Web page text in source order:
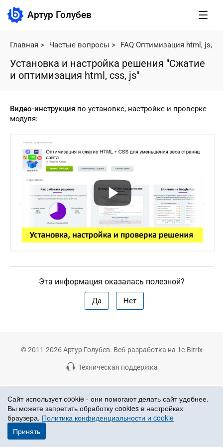
Артур Голубев
Главная > Частые вопросы > FAQ Оптимизация html, js,
Установка и настройка решения "Сжатие
и оптимизация html, css, js"
Видео-инструкция по установке, настройке и проверке
модуля:
Эта информация оказалась полезной?
Да Нет
© 2011-2026 Артур Голубев. Веб-разработка на 1c-Bitrix
Техническая поддержка
Сайт использует сookie - они помогают делать сайт удобнее.
Вы можете запретить обработку сookies в настройках
браузера. Политика конфиденциальности и cookie
Принять